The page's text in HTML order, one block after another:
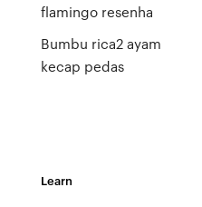
flamingo resenha
Bumbu rica2 ayam
kecap pedas
Learn